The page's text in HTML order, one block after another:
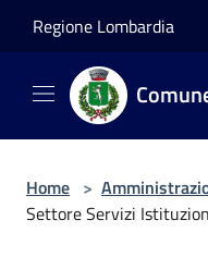
Regione Lombardia
Home >
Settore Servizi